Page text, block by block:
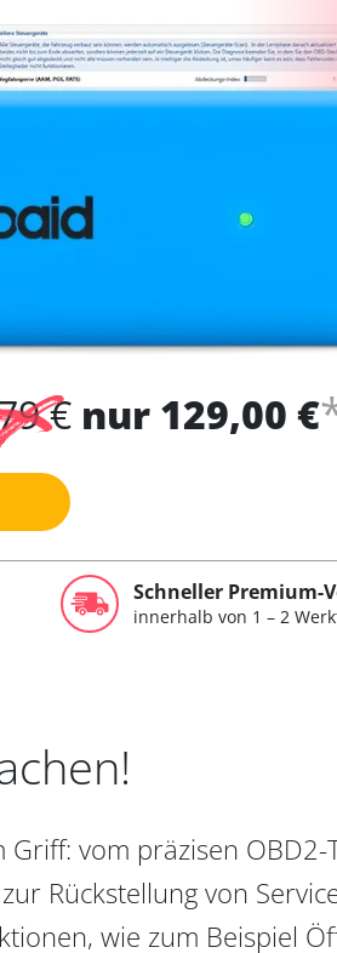
€ nur 129,00 €
Schneller Premium-
innerhalb von 1 – 2
vom präzisen OBD2-
Rückstellung von
wie zum Beispiel